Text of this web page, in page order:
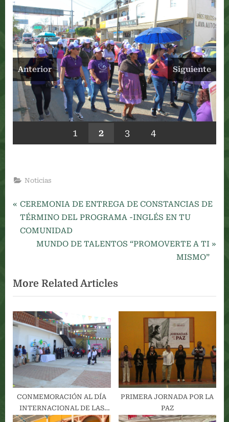
Anterior Siguiente
1 2 3 4
Noticias
Navegación
de
entradas
P
r
e
u
s
P
o
t
:
CEREMONIA DE ENTREGA DE CONSTANCIAS DE
TÉRMINO DEL PROGRAMA -INGLÉS EN TU
COMUNIDAD
N
t
P
o
s
t
:
MUNDO DE TALENTOS “PROMOVERTE A TI
MISMO”
More Related Articles
CONMEMORACIÓN AL DÍA
INTERNACIONAL DE LAS
PERSONAS CON
PRIMERA JORNADA POR LA
PAZ